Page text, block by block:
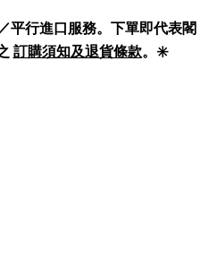
平行進口服務。下單即代表閣
訂購須知及退貨條款。✳️